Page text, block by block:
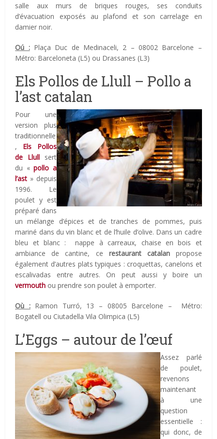
salle aux murs de briques rouges, ses conduits
d’évacuation exposés au plafond et son carrelage en
damier noir.
Oú :Plaça Duc de Medinaceli, 2 – 08002 Barcelone –
Métro: Barceloneta (L5) ou Drassanes (L3)
Els Pollos de Llull – Pollo a
l’ast catalan
Pour une
version plus
traditionnelle
, Els Pollos
de Llull sert
du «pollo a
l’ast » depuis
1996. Le
poulet y est
préparé dans
un mélange d’épices et de tranches de pommes, puis
mariné dans du vin blanc et de l’huile d’olive. Dans un cadre
bleu et blanc : nappe à carreaux, chaise en bois et
ambiance de cantine, ce restaurant catalanpropose
également d’autres plats typiques : croquettas, canelons et
escalivadas entre autres. On peut aussi y boire un
vermouth ou prendre son poulet à emporter.
Où :Ramon Turró, 13 – 08005 Barcelone – Métro:
Bogatell ou Ciutadella Vila Olimpica (L5)
L’Eggs – autour de l’œuf
Assez parlé
de poulet,
revenons
maintenant
à une
question
essentielle :
qui donc, de